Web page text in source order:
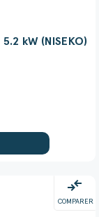
kW (NISEKO)
compare_arrows
COMPARER